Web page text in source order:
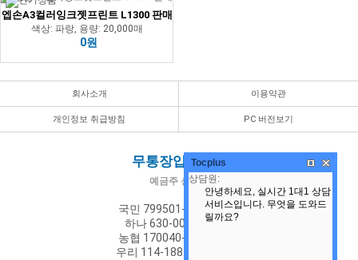
엡손A3컬러잉크젯프린트 L1300 판매
색상: 파랑, 용량: 20,000매
0원
회사소개 이용약관
개인정보 취급방침 PC 버전보기
무통장입금계좌
예금주 신동찬
국민 799501-04-143187
하나 630-005297-366
농협 170040-56-391667
우리 114-188476-02-101
Tocplus